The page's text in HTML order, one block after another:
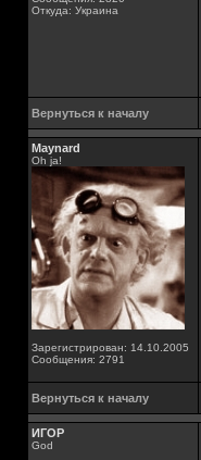
Откуда: Украина
Вернуться к началу
Maynard
Oh ja!
Зарегистрирован: 14.10.2005
Сообщения: 2791
Вернуться к началу
ИГОР
God